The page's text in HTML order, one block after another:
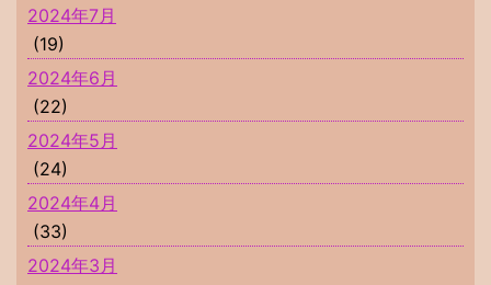
2024年7月
(19)
2024年6月
(22)
2024年5月
(24)
2024年4月
(33)
2024年3月